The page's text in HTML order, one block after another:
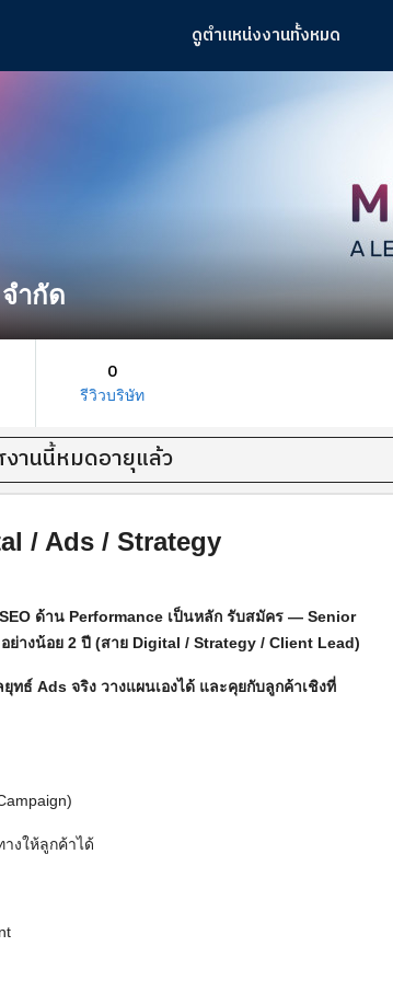
ดูตำแหน่งงานทั้งหมด
ำกัด
0
รีวิวบริษัท
งานนี้หมดอายุแล้ว
/ Ads / Strategy
ด้าน Performance เป็นหลัก รับสมัคร — Senior
างน้อย 2 ปี (สาย Digital / Strategy / Client Lead)
ยุทธ์ Ads จริง วางแผนเองได้ และคุยกับลูกค้าเชิงที่
งให้ลูกค้าได้